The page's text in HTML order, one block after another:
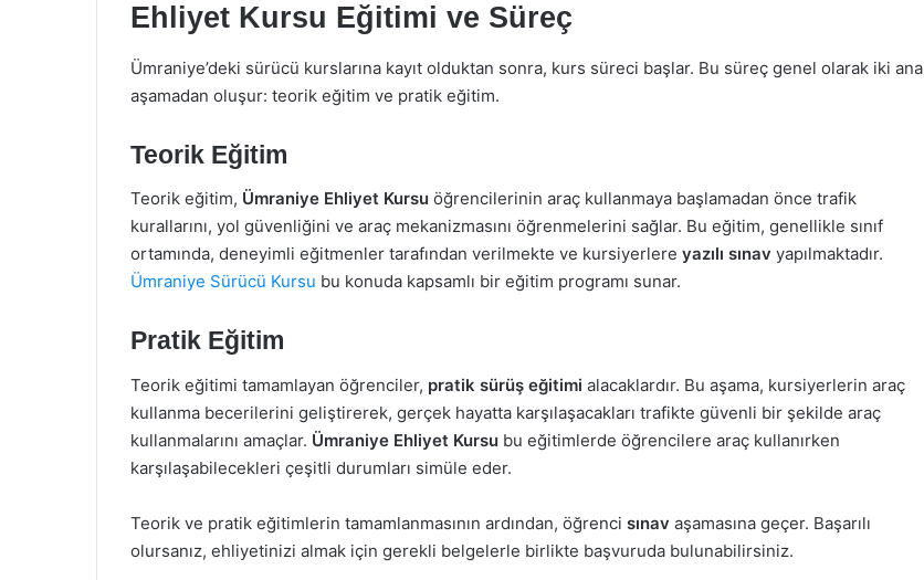
Ehliyet Kursu Eğitimi ve Süreç
Ümraniye’deki sürücü kurslarına kayıt olduktan sonra, kurs süreci başlar. Bu süreç genel olarak iki ana
aşamadan oluşur: teorik eğitim ve pratik eğitim.
Teorik Eğitim
Teorik eğitim, Ümraniye Ehliyet Kursu öğrencilerinin araç kullanmaya başlamadan önce trafik
kurallarını, yol güvenliğini ve araç mekanizmasını öğrenmelerini sağlar. Bu eğitim, genellikle sınıf
ortamında, deneyimli eğitmenler tarafından verilmekte ve kursiyerlere yazılı sınav yapılmaktadır.
Ümraniye Sürücü Kursu bu konuda kapsamlı bir eğitim programı sunar.
Pratik Eğitim
Teorik eğitimi tamamlayan öğrenciler, pratik sürüş eğitimi alacaklardır. Bu aşama, kursiyerlerin araç
kullanma becerilerini geliştirerek, gerçek hayatta karşılaşacakları trafikte güvenli bir şekilde araç
kullanmalarını amaçlar. Ümraniye Ehliyet Kursu bu eğitimlerde öğrencilere araç kullanırken
karşılaşabilecekleri çeşitli durumları simüle eder.
Teorik ve pratik eğitimlerin tamamlanmasının ardından, öğrenci sınav aşamasına geçer. Başarılı
olursanız, ehliyetinizi almak için gerekli belgelerle birlikte başvuruda bulunabilirsiniz.